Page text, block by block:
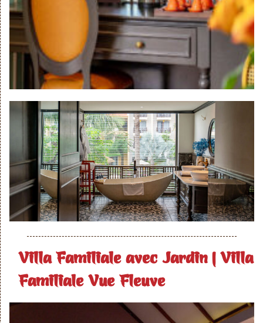
Villa Familiale avec Jardin | Villa
Familiale Vue Fleuve